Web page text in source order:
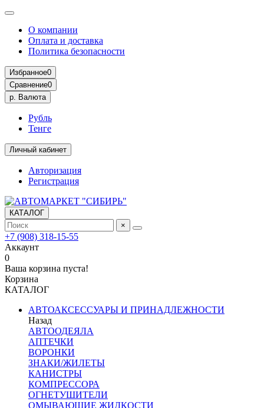
О компании
Оплата и доставка
Политика безопасности
Избранное0
Сравнение0
р. Валюта
Рубль
Тенге
Личный кабинет
Авторизация
Регистрация
КАТАЛОГ
×
+7 (908) 318-15-55
Аккаунт
0
Ваша корзина пуста!
Корзина
КАТАЛОГ
АВТОАКСЕССУАРЫ И ПРИНАДЛЕЖНОСТИ
Назад
АВТООДЕЯЛА
АПТЕЧКИ
ВОРОНКИ
ЗНАКИ/ЖИЛЕТЫ
КАНИСТРЫ
КОМПРЕССОРА
ОГНЕТУШИТЕЛИ
ОМЫВАЮЩИЕ ЖИДКОСТИ